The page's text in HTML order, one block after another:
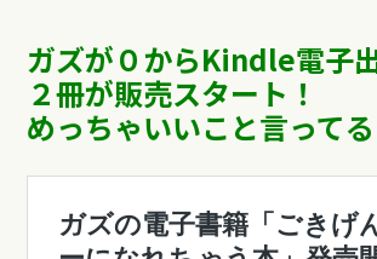
ガズが０からKindle電子
２冊が販売スタート！
めっちゃいいこと言って